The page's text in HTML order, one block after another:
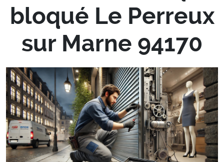
bloqué Le Perreux
sur Marne 94170